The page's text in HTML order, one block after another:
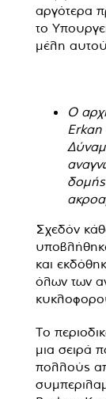
αργότερα
το
μέλη
Ο
Erkan
Σχεδόν
και
όλων των
Το
μια σειρά
πολλούς